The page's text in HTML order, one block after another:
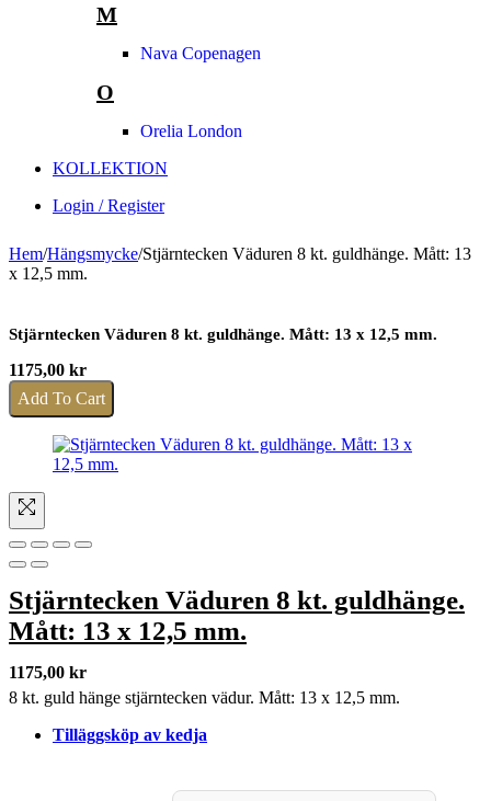
M
Nava Copenagen
O
Orelia London
KOLLEKTION
Login / Register
Hem/Hängsmycke/Stjärntecken Väduren 8 kt. guldhänge. Mått: 13
x 12,5 mm.
Stjärntecken Väduren 8 kt. guldhänge. Mått: 13 x 12,5 mm.
1175,00 kr
Add To Cart
Stjärntecken Väduren 8 kt. guldhänge.
Mått: 13 x 12,5 mm.
1175,00 kr
8 kt. guld hänge stjärntecken vädur. Mått: 13 x 12,5 mm.
Tilläggsköp av kedja